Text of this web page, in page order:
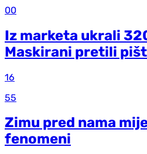
00
Iz marketa ukrali
Maskirani pretili
16
55
Zimu pred nama
fenomeni